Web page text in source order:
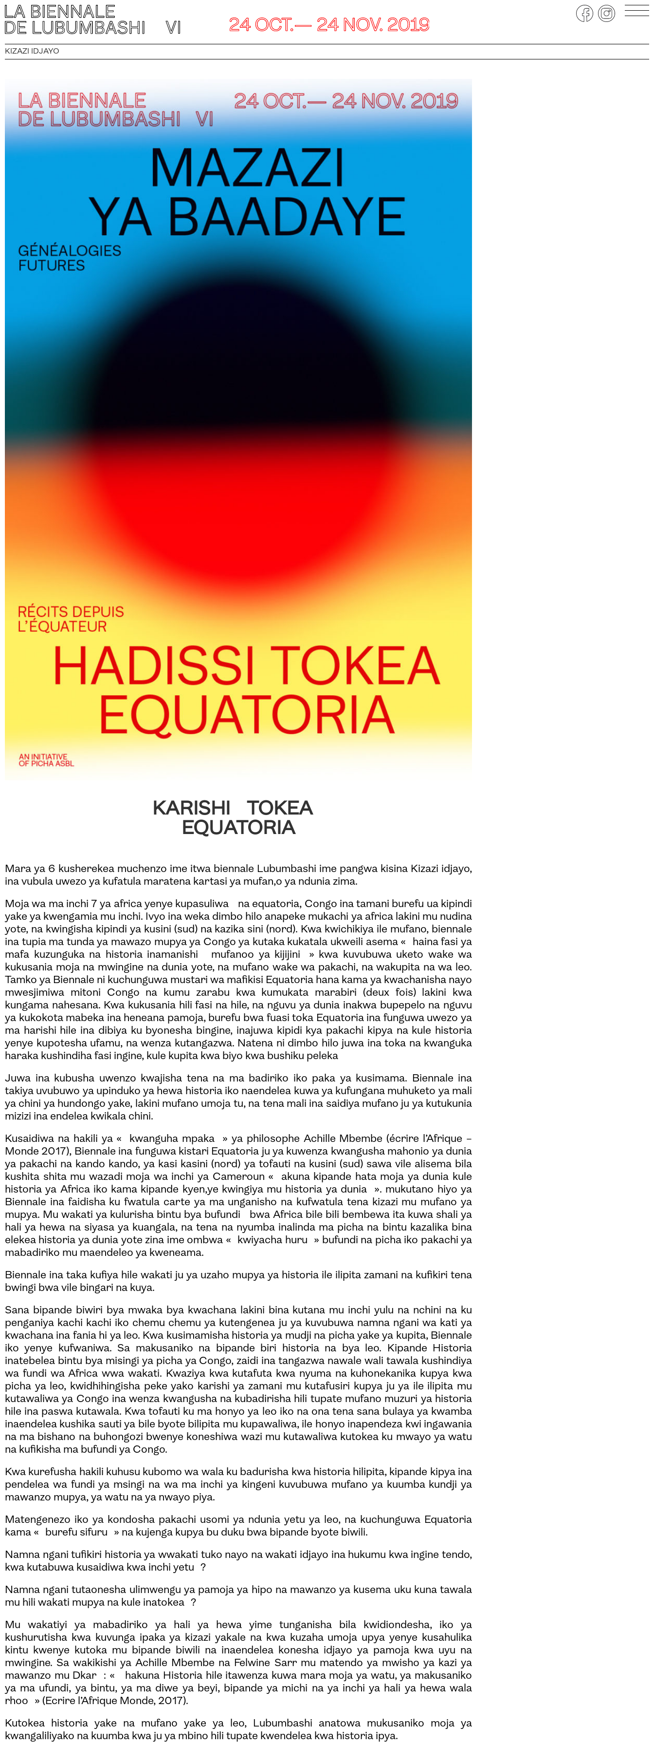
KIZAZI IDJAYO
KARISHI TOKEA
EQUATORIA
Mara ya 6 kusherekea muchenzo ime itwa biennale Lubumbashi ime pangwa kisina Kizazi idjayo,
ina vubula uwezo ya kufatula maratena kartasi ya mufan,o ya ndunia zima.
Moja wa ma inchi 7 ya africa yenye kupasuliwa na equatoria, Congo ina tamani burefu ua kipindi
yake ya kwengamia mu inchi. Ivyo ina weka dimbo hilo anapeke mukachi ya africa lakini mu nudina
yote, na kwingisha kipindi ya kusini (sud) na kazika sini (nord). Kwa kwichikiya ile mufano, biennale
ina tupia ma tunda ya mawazo mupya ya Congo ya kutaka kukatala ukweili asema « haina fasi ya
mafa kuzunguka na historia inamanishi mufanoo ya kijijini » kwa kuvubuwa uketo wake wa
kukusania moja na mwingine na dunia yote, na mufano wake wa pakachi, na wakupita na wa leo.
Tamko ya Biennale ni kuchunguwa mustari wa mafikisi Equatoria hana kama ya kwachanisha nayo
mwesjimiwa mitoni Congo na kumu zarabu kwa kumukata marabiri (deux fois) lakini kwa
kungama nahesana. Kwa kukusania hili fasi na hile, na nguvu ya dunia inakwa bupepelo na nguvu
ya kukokota mabeka ina heneana pamoja, burefu bwa fuasi toka Equatoria ina funguwa uwezo ya
ma harishi hile ina dibiya ku byonesha bingine, inajuwa kipidi kya pakachi kipya na kule historia
yenye kupotesha ufamu, na wenza kutangazwa. Natena ni dimbo hilo juwa ina toka na kwanguka
haraka kushindiha fasi ingine, kule kupita kwa biyo kwa bushiku peleka
Juwa ina kubusha uwenzo kwajisha tena na ma badiriko iko paka ya kusimama. Biennale ina
takiya uvubuwo ya upinduko ya hewa historia iko naendelea kuwa ya kufungana muhuketo ya mali
ya chini ya hundongo yake, lakini mufano umoja tu, na tena mali ina saidiya mufano ju ya kutukunia
mizizi ina endelea kwikala chini.
Kusaidiwa na hakili ya « kwanguha mpaka » ya philosophe Achille Mbembe (écrire l’Afrique –
Monde 2017), Biennale ina funguwa kistari Equatoria ju ya kuwenza kwangusha mahonio ya dunia
ya pakachi na kando kando, ya kasi kasini (nord) ya tofauti na kusini (sud) sawa vile alisema bila
kushita shita mu wazadi moja wa inchi ya Cameroun « akuna kipande hata moja ya dunia kule
historia ya Africa iko kama kipande kyen,ye kwingiya mu historia ya dunia ». mukutano hiyo ya
Biennale ina faidisha ku fwatula carte ya ma unganisho na kufwatula tena kizazi mu mufano ya
mupya. Mu wakati ya kulurisha bintu bya bufundi bwa Africa bile bili bembewa ita kuwa shali ya
hali ya hewa na siyasa ya kuangala, na tena na nyumba inalinda ma picha na bintu kazalika bina
elekea historia ya dunia yote zina ime ombwa « kwiyacha huru » bufundi na picha iko pakachi ya
mabadiriko mu maendeleo ya kweneama.
Biennale ina taka kufiya hile wakati ju ya uzaho mupya ya historia ile ilipita zamani na kufikiri tena
bwingi bwa vile bingari na kuya.
Sana bipande biwiri bya mwaka bya kwachana lakini bina kutana mu inchi yulu na nchini na ku
penganiya kachi kachi iko chemu chemu ya kutengenea ju ya kuvubuwa namna ngani wa kati ya
kwachana ina fania hi ya leo. Kwa kusimamisha historia ya mudji na picha yake ya kupita, Biennale
iko yenye kufwaniwa. Sa makusaniko na bipande biri historia na bya leo. Kipande Historia
inatebelea bintu bya misingi ya picha ya Congo, zaidi ina tangazwa nawale wali tawala kushindiya
wa fundi wa Africa wwa wakati. Kwaziya kwa kutafuta kwa nyuma na kuhonekanika kupya kwa
picha ya leo, kwidhihingisha peke yako karishi ya zamani mu kutafusiri kupya ju ya ile ilipita mu
kutawaliwa ya Congo ina wenza kwangusha na kubadirisha hili tupate mufano muzuri ya historia
hile ina paswa kutawala. Kwa tofauti ku ma honyo ya leo iko na ona tena sana bulaya ya kwamba
inaendelea kushika sauti ya bile byote bilipita mu kupawaliwa, ile honyo inapendeza kwi ingawania
na ma bishano na buhongozi bwenye koneshiwa wazi mu kutawaliwa kutokea ku mwayo ya watu
na kufikisha ma bufundi ya Congo.
Kwa kurefusha hakili kuhusu kubomo wa wala ku badurisha kwa historia hilipita, kipande kipya ina
pendelea wa fundi ya msingi na wa ma inchi ya kingeni kuvubuwa mufano ya kuumba kundji ya
mawanzo mupya, ya watu na ya nwayo piya.
Matengenezo iko ya kondosha pakachi usomi ya ndunia yetu ya leo, na kuchunguwa Equatoria
kama « burefu sifuru » na kujenga kupya bu duku bwa bipande byote biwili.
Namna ngani tufikiri historia ya wwakati tuko nayo na wakati idjayo ina hukumu kwa ingine tendo,
kwa kutabuwa kusaidiwa kwa inchi yetu ?
Namna ngani tutaonesha ulimwengu ya pamoja ya hipo na mawanzo ya kusema uku kuna tawala
mu hili wakati mupya na kule inatokea ?
Mu wakatiyi ya mabadiriko ya hali ya hewa yime tunganisha bila kwidiondesha, iko ya
kushurutisha kwa kuvunga ipaka ya kizazi yakale na kwa kuzaha umoja upya yenye kusahulika
kintu kwenye kutoka mu bipande biwili na inaendelea konesha idjayo ya pamoja kwa uyu na
mwingine. Sa wakikishi ya Achille Mbembe na Felwine Sarr mu matendo ya mwisho ya kazi ya
mawanzo mu Dkar : « hakuna Historia hile itawenza kuwa mara moja ya watu, ya makusaniko
ya ma ufundi, ya bintu, ya ma diwe ya beyi, bipande ya michi na ya inchi ya hali ya hewa wala
rhoo » (Ecrire l’Afrique Monde, 2017).
Kutokea historia yake na mufano yake ya leo, Lubumbashi anatowa mukusaniko moja ya
kwangaliliyako na kuumba kwa ju ya mbino hili tupate kwendelea kwa historia ipya.